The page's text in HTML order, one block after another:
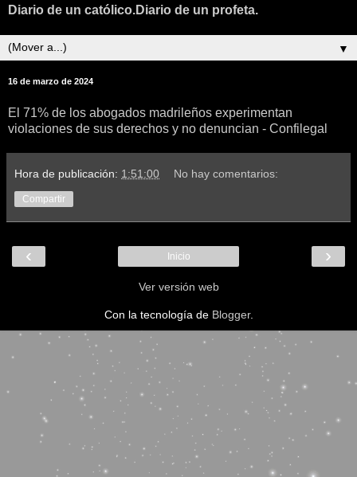
Diario de un católico.Diario de un profeta.
▼
16 de marzo de 2024
El 71% de los abogados madrileños experimentan
violaciones de sus derechos y no denuncian - Confilegal
Hora de publicación: 1:51:00 No hay comentarios:
Compartir
‹ ›
Inicio
Ver versión web
Con la tecnología de Blogger.